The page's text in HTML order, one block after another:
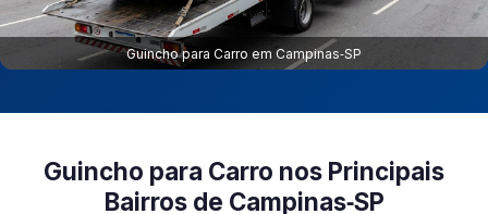
Guincho para Carro em Campinas‑SP
Guincho para Carro nos Principais
Bairros de Campinas‑SP